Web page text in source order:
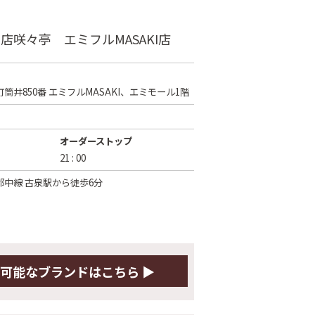
咲々亭 エミフルMASAKI店
筒井850番 エミフルMASAKI、エミモール1階
オーダーストップ
21 : 00
線 古泉駅から徒歩6分
能なブランドはこちら ▶